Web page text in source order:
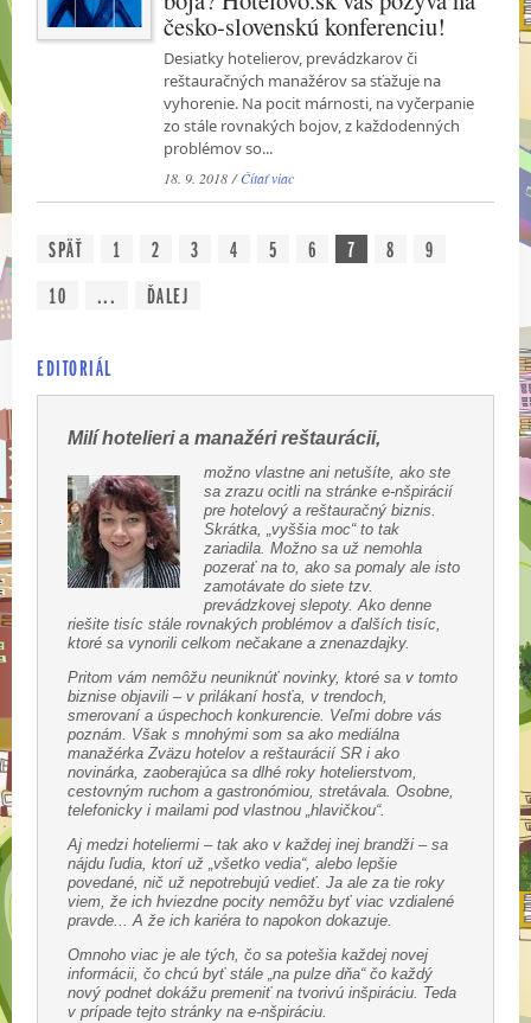
česko-slovenskú konferenciu!
Desiatky hotelierov, prevádzkarov či
reštauračných manažérov sa sťažuje na
vyhorenie. Na pocit márnosti, na vyčerpanie
zo stále rovnakých bojov, z každodenných
problémov so...
18. 9. 2018 /Čítať viac
SPÄŤ 1 2 3 4 5 6 7 8
9
10
... ĎALEJ
EDITORIÁL
Milí hotelieri a manažéri reštaurácii,
možno vlastne ani netušíte, ako ste
sa zrazu ocitli na stránke e-nšpirácií
pre hotelový a reštauračný biznis.
Skrátka, „vyššia moc“ to tak
zariadila. Možno sa už nemohla
pozerať na to, ako sa pomaly ale isto
zamotávate do siete tzv.
prevádzkovej slepoty. Ako denne
riešite tisíc stále rovnakých problémov a ďalších tisíc,
ktoré sa vynorili celkom nečakane a znenazdajky.
Pritom vám nemôžu neuniknúť novinky, ktoré sa v tomto
biznise objavili – v prilákaní hosťa, v trendoch,
smerovaní a úspechoch konkurencie. Veľmi dobre vás
poznám. Však s mnohými som sa ako mediálna
manažérka Zväzu hotelov a reštaurácií SR i ako
novinárka, zaoberajúca sa dlhé roky hotelierstvom,
cestovným ruchom a gastronómiou, stretávala. Osobne,
telefonicky i mailami pod vlastnou „hlavičkou“.
Aj medzi hoteliermi – tak ako v každej inej brandži – sa
nájdu ľudia, ktorí už „všetko vedia“, alebo lepšie
povedané, nič už nepotrebujú vedieť. Ja ale za tie roky
viem, že ich hviezdne pocity nemôžu byť viac vzdialené
pravde... A že ich kariéra to napokon dokazuje.
Omnoho viac je ale tých, čo sa potešia každej novej
informácii, čo chcú byť stále „na pulze dňa“ čo každý
nový podnet dokážu premeniť na tvorivú inšpiráciu. Teda
v prípade tejto stránky na e-nšpiráciu.